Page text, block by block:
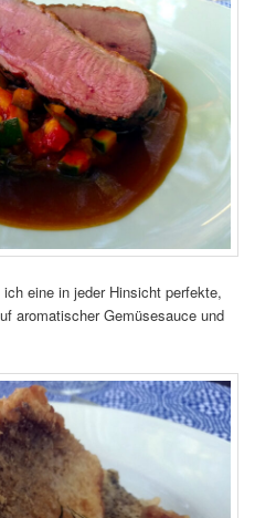
eine in jeder Hinsicht perfekte,
aromatischer Gemüsesauce und